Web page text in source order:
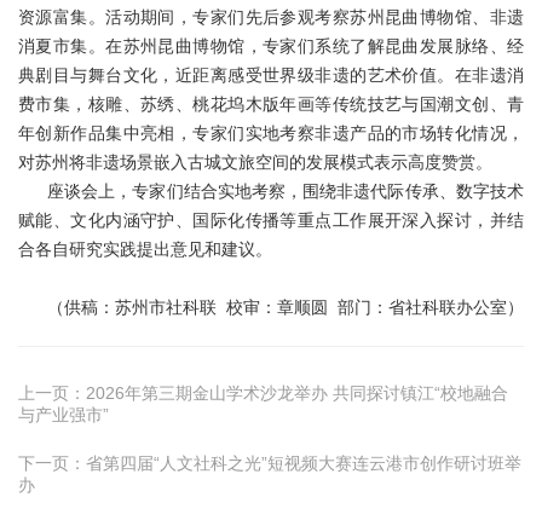
资源富集。活动期间，专家们先后参观考察苏州昆曲博物馆、非遗
消夏市集。在苏州昆曲博物馆，专家们系统了解昆曲发展脉络、经
典剧目与舞台文化，近距离感受世界级非遗的艺术价值。在非遗消
费市集，核雕、苏绣、桃花坞木版年画等传统技艺与国潮文创、青
年创新作品集中亮相，专家们实地考察非遗产品的市场转化情况，
对苏州将非遗场景嵌入古城文旅空间的发展模式表示高度赞赏。
座谈会上，专家们结合实地考察，围绕非遗代际传承、数字技术
赋能、文化内涵守护、国际化传播等重点工作展开深入探讨，并结
合各自研究实践提出意见和建议。
（供稿：苏州市社科联 校审：章顺圆 部门：省社科联办公室）
上一页： 2026年第三期金山学术沙龙举办 共同探讨镇江“校地融合
与产业强市”
下一页： 省第四届“人文社科之光”短视频大赛连云港市创作研讨班举
办